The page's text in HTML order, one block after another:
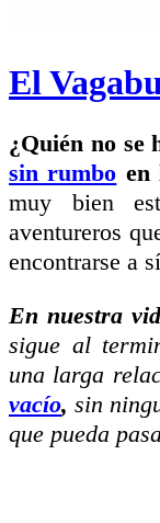
El
¿Quién no se
sin rumbo
muy bien
aventureros
encontrarse a
En nuestra
sigue al
una larga
vacío,sin
que pueda